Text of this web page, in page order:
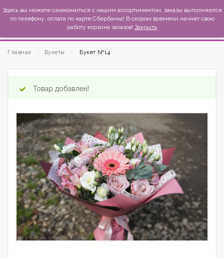
MexиKo
Главная Букеты Букет №14
Товар добавлен!
Здесь вы можете ознакомиться с нашим ассортиментом, заказы выполняются
по телефону, оплата по карте Сбербанка! В скором времени начнет свою
работу корзина заказов! Закрыть